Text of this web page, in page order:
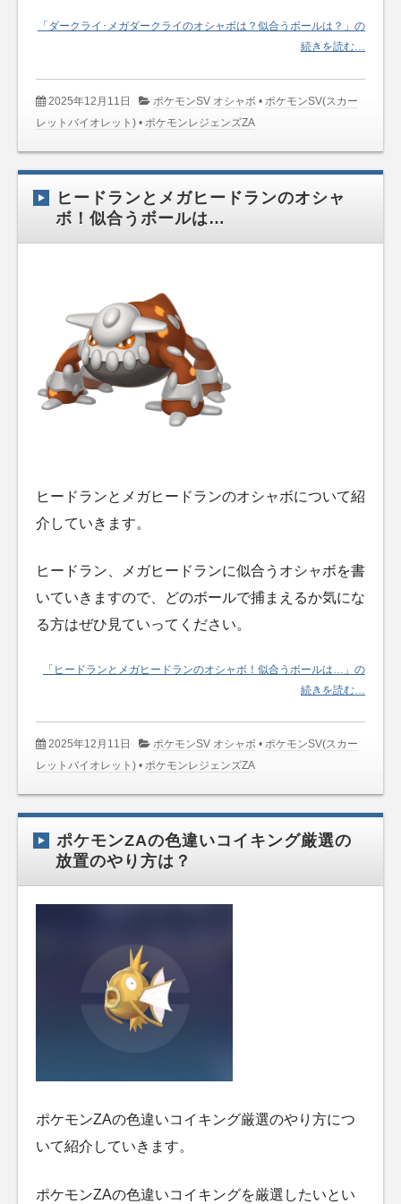
「ダークライ･メガダークライのオシャボは？似合うボールは？」の
続きを読む…
2025年12月11日 ポケモンSV オシャボ •ポケモンSV(スカー
レットバイオレット) • ポケモンレジェンズZA
ヒードランとメガヒードランのオシャ
ボ！似合うボールは…
ヒードランとメガヒードランのオシャボについて紹
介していきます。
ヒードラン、メガヒードランに似合うオシャボを書
いていきますので、どのボールで捕まえるか気にな
る方はぜひ見ていってください。
「ヒードランとメガヒードランのオシャボ！似合うボールは…」の
続きを読む…
2025年12月11日 ポケモンSV オシャボ •ポケモンSV(スカー
レットバイオレット) • ポケモンレジェンズZA
ポケモンZAの色違いコイキング厳選の
放置のやり方は？
ポケモンZAの色違いコイキング厳選のやり方につ
いて紹介していきます。
ポケモンZAの色違いコイキングを厳選したいとい